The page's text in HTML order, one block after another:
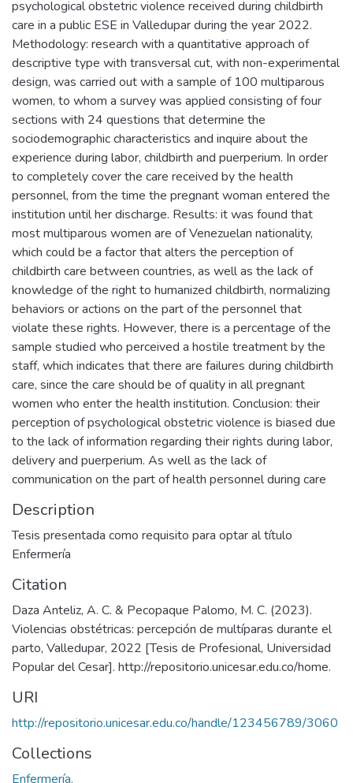
psychological obstetric violence received during childbirth
care in a public ESE in Valledupar during the year 2022.
Methodology: research with a quantitative approach of
descriptive type with transversal cut, with non-experimental
design, was carried out with a sample of 100 multiparous
women, to whom a survey was applied consisting of four
sections with 24 questions that determine the
sociodemographic characteristics and inquire about the
experience during labor, childbirth and puerperium. In order
to completely cover the care received by the health
personnel, from the time the pregnant woman entered the
institution until her discharge. Results: it was found that
most multiparous women are of Venezuelan nationality,
which could be a factor that alters the perception of
childbirth care between countries, as well as the lack of
knowledge of the right to humanized childbirth, normalizing
behaviors or actions on the part of the personnel that
violate these rights. However, there is a percentage of the
sample studied who perceived a hostile treatment by the
staff, which indicates that there are failures during childbirth
care, since the care should be of quality in all pregnant
women who enter the health institution. Conclusion: their
perception of psychological obstetric violence is biased due
to the lack of information regarding their rights during labor,
delivery and puerperium. As well as the lack of
communication on the part of health personnel during care
Description
Tesis presentada como requisito para optar al título
Enfermería
Citation
Daza Anteliz, A. C. & Pecopaque Palomo, M. C. (2023).
Violencias obstétricas: percepción de multíparas durante el
parto, Valledupar, 2022 [Tesis de Profesional, Universidad
Popular del Cesar]. http://repositorio.unicesar.edu.co/home.
URI
http://repositorio.unicesar.edu.co/handle/123456789/3060
Collections
Enfermería.